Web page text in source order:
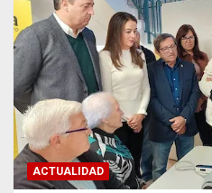
ACTUALIDAD